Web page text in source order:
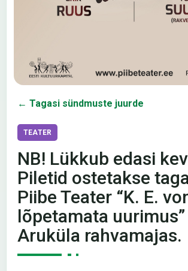
← Tagasi sündmuste juurde
TEATER
NB! Lükkub edasi
Piletid ostetakse
Piibe Teater “K. E.
lõpetamata uurimus”
Aruküla rahvamajas.